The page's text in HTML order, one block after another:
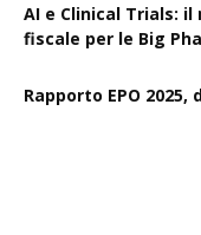
AI e Clinical Trials:
fiscale per le Big
Rapporto EPO